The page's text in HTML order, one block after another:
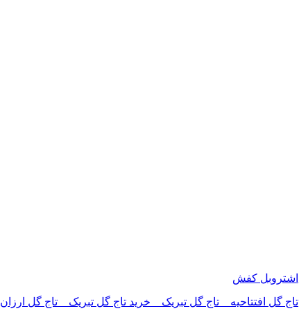
اشتروبل کفش
تاج گل افتتاحیه _ تاج گل تبریک _ خرید تاج گل تبریک _ تاج گل ارزان